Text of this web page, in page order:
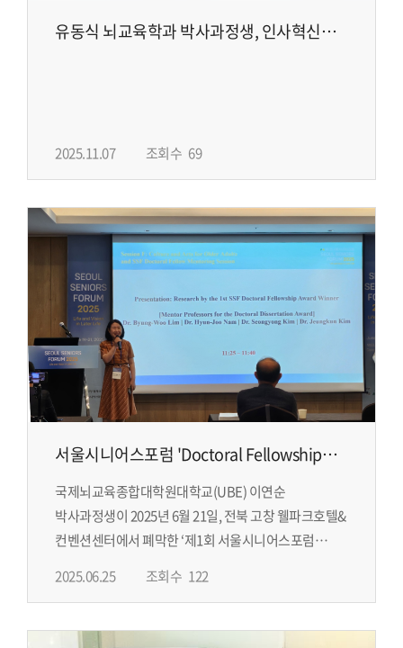
유동식 뇌교육학과 박사과정생, 인사혁신처
2025.11.07 조회수 69
서울시니어스포럼 'Doctoral Fellowship
Award' 수상_ 뇌교육학과 박사과정 이연순
원우
국제뇌교육종합대학원대학교(UBE) 이연순
박사과정생이 2025년 6월 21일, 전북 고창 웰파크호텔&
컨벤션센터에서 폐막한 ‘제1회 서울시니어스포럼
Fellowship Award'를 수상했습니다. 노년...
2025.06.25 조회수 122